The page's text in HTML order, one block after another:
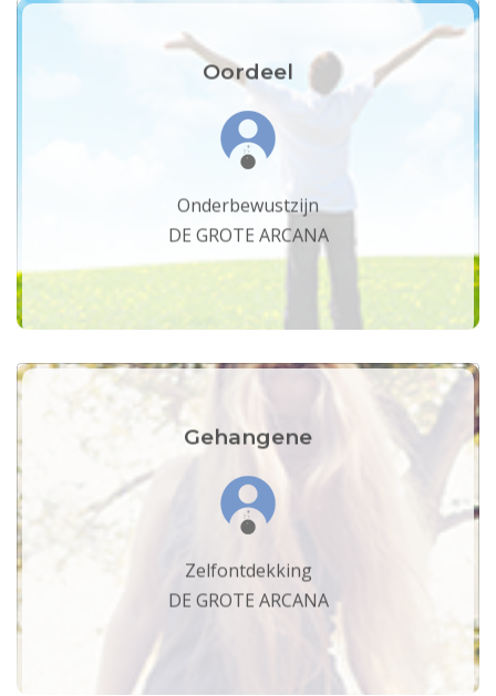
Oordeel
Onderbewustzijn
DE GROTE ARCANA
Gehangene
Zelfontdekking
DE GROTE ARCANA